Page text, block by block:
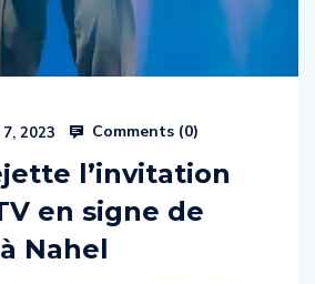
2023 Comments (0)
l’invitation
en signe de
Nahel